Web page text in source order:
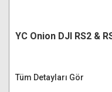
YC Onion DJI RS2 &
Tüm Detayları Gör